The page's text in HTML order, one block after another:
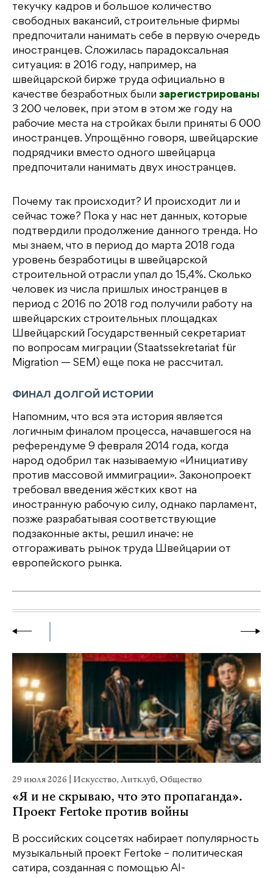
текучку кадров и большое количество
свободных вакансий, строительные фирмы
предпочитали нанимать себе в первую очередь
иностранцев. Сложилась парадоксальная
ситуация: в 2016 году, например, на
швейцарской бирже труда официально в
качестве безработных были зарегистрированы
3 200 человек, при этом в этом же году на
рабочие места на стройках были приняты 6 000
иностранцев. Упрощённо говоря, швейцарские
подрядчики вместо одного швейцарца
предпочитали нанимать двух иностранцев.
Почему так происходит? И происходит ли и
сейчас тоже? Пока у нас нет данных, которые
подтвердили продолжение данного тренда. Но
мы знаем, что в период до марта 2018 года
уровень безработицы в швейцарской
строительной отрасли упал до 15,4%. Сколько
человек из числа пришлых иностранцев в
период с 2016 по 2018 год получили работу на
швейцарских строительных площадках
Швейцарский Государственный секретариат
по вопросам миграции (Staatssekretariat für
Migration — SEM) еще пока не рассчитал.
ФИНАЛ ДОЛГОЙ ИСТОРИИ
Напомним, что вся эта история является
логичным финалом процесса, начавшегося на
референдуме 9 февраля 2014 года, когда
народ одобрил так называемую «Инициативу
против массовой иммиграции». Законопроект
требовал введения жёстких квот на
иностранную рабочую силу, однако парламент,
позже разрабатывая соответствующие
подзаконные акты, решил иначе: не
отгораживать рынок труда Швейцарии от
европейского рынка.
29 июля 2026 Искусство,Литклуб,Общество
«Я и не скрываю, что это пропаганда».
Проект Fertoke против войны
В российских соцсетях набирает популярность
музыкальный проект Fertoke – политическая
сатира, созданная с помощью AI-